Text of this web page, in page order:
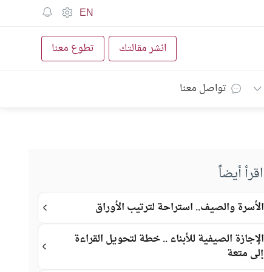
EN
انشر مقالتك تطوع معنا
تواصل معنا
اقرأ أيضاً
الأسرة والصيف.. استراحة لترتيب الأوراق
الإجازة الصيفية للأبناء .. خطة لتحويل القراءة
إلى متعة